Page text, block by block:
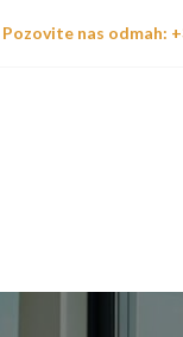
Pozovite nas odmah: